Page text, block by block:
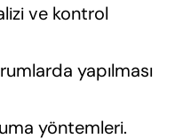
ve kontrol
yapılması
yöntemleri.